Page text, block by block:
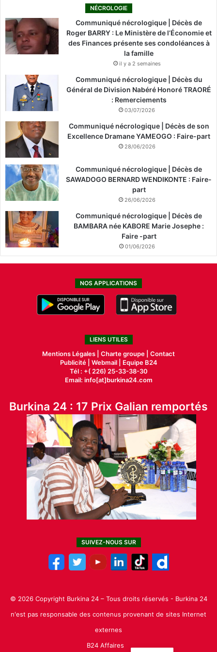
NÉCROLOGIE
Communiqué nécrologique | Décès de
Roger BARRY : Le Ministère de l’Économie et
des Finances présente ses condoléances à
la famille
il y a 2 semaines
Communiqué nécrologique | Décès du
Général de Division Nabéré Honoré TRAORÉ
: Remerciements
03/07/2026
Communiqué nécrologique | Décès de son
Excellence Dramane YAMEOGO : Faire-part
28/06/2026
Communiqué nécrologique | Décès de
SAWADOGO BERNARD WENDIKONTE : Faire-
part
26/06/2026
Communiqué nécrologique | Décès de
BAMBARA née KABORE Marie Josephe :
Faire -part
01/06/2026
NOS APPLICATIONS
LIENS UTILES
Mentions Légales | Charte groupe | Contact
Publicité| Webmail |
Equipe B24
Tél : +( 226) 25-33-38-30
Email: info[at]burkina24.com
Burkina 24 : 17 Prix Galian remportés
SUIVEZ-NOUS SUR
© 2026 Copyright Burkina 24 – Tous droits réservés - Burkina 24
n'est pas responsable des contenus provenant de sites Internet
externes
B24 Affaires